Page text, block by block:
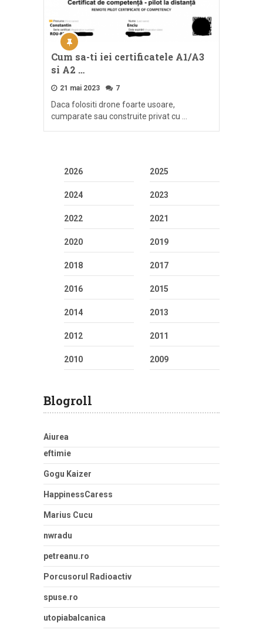
Cum sa-ti iei certificatele A1/A3
si A2 …
21 mai 2023 7
Daca folositi drone foarte usoare,
cumparate sau construite privat cu …
2026 2025
2024 2023
2022 2021
2020 2019
2018 2017
2016 2015
2014 2013
2012 2011
2010 2009
Blogroll
Aiurea
eftimie
Gogu Kaizer
HappinessCaress
Marius Cucu
nwradu
petreanu.ro
Porcusorul Radioactiv
spuse.ro
utopiabalcanica